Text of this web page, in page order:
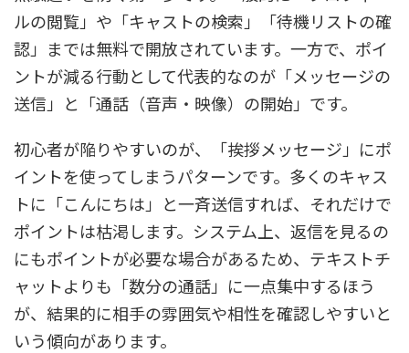
ルの閲覧」や「キャストの検索」「待機リストの確
認」までは無料で開放されています。一方で、ポイ
ントが減る行動として代表的なのが「メッセージの
送信」と「通話（音声・映像）の開始」です。
初心者が陥りやすいのが、「挨拶メッセージ」にポ
イントを使ってしまうパターンです。多くのキャス
トに「こんにちは」と一斉送信すれば、それだけで
ポイントは枯渇します。システム上、返信を見るの
にもポイントが必要な場合があるため、テキストチ
ャットよりも「数分の通話」に一点集中するほう
が、結果的に相手の雰囲気や相性を確認しやすいと
いう傾向があります。